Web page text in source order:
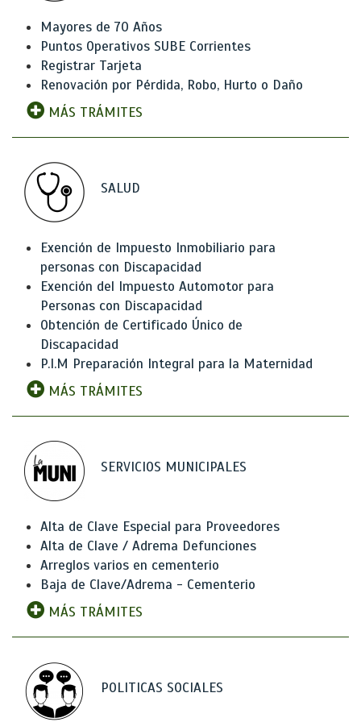
Mayores de 70 Años
Puntos Operativos SUBE Corrientes
Registrar Tarjeta
Renovación por Pérdida, Robo, Hurto o Daño
MÁS TRÁMITES
SALUD
Exención de Impuesto Inmobiliario para
personas con Discapacidad
Exención del Impuesto Automotor para
Personas con Discapacidad
Obtención de Certificado Único de
Discapacidad
P.I.M Preparación Integral para la Maternidad
MÁS TRÁMITES
SERVICIOS MUNICIPALES
Alta de Clave Especial para Proveedores
Alta de Clave / Adrema Defunciones
Arreglos varios en cementerio
Baja de Clave/Adrema - Cementerio
MÁS TRÁMITES
POLITICAS SOCIALES